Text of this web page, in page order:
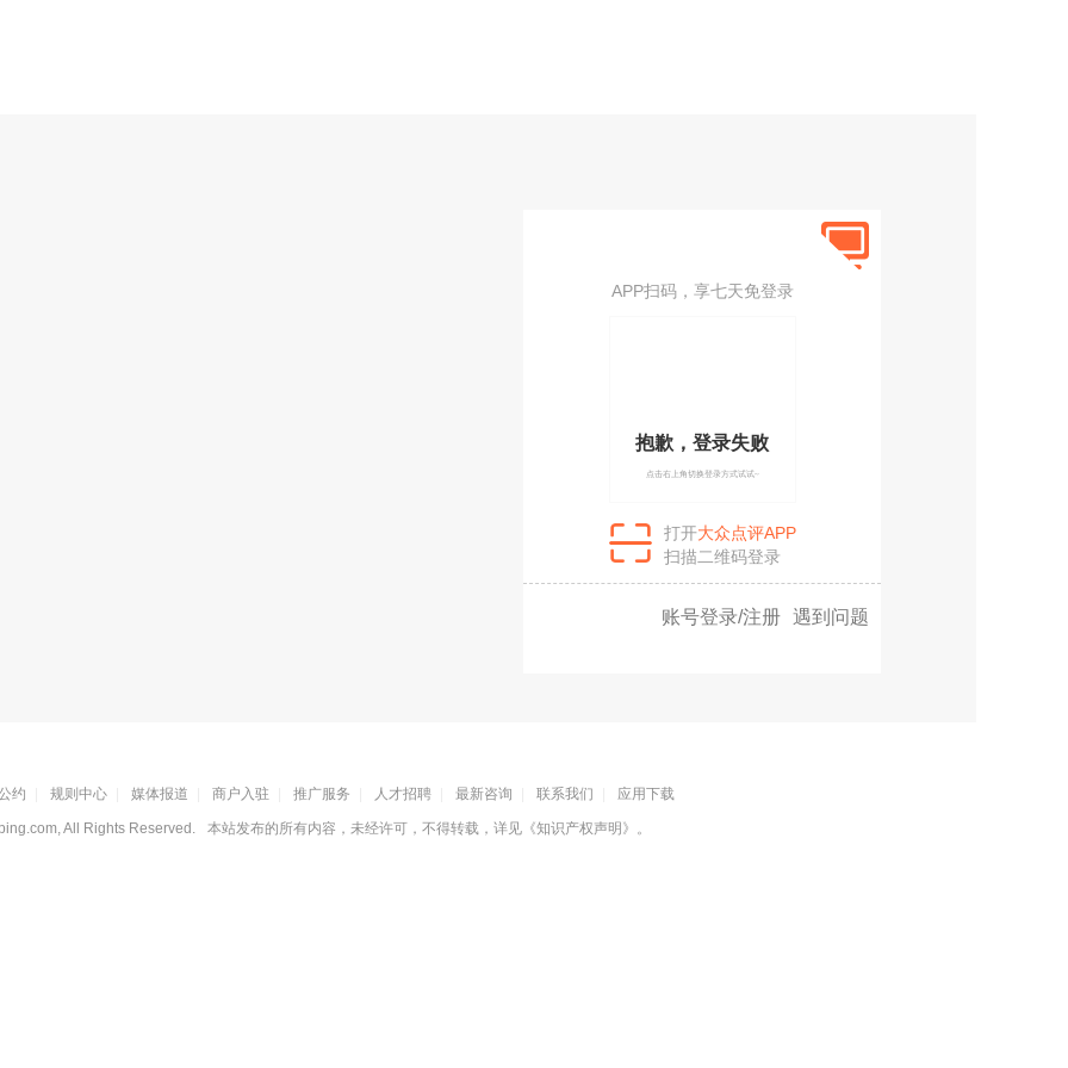
APP扫码，享七天免登录
抱歉，登录失败
点击右上角切换登录方式试试~
打开大众点评APP
扫描二维码登录
账号登录/注册 遇到问题
约 规则中心 媒体报道 商户入驻 推广服务 人才招聘 最新咨询 联系我们 应用下载
All Rights Reserved. 本站发布的所有内容，未经许可，不得转载，详见 《知识产权声明》 。